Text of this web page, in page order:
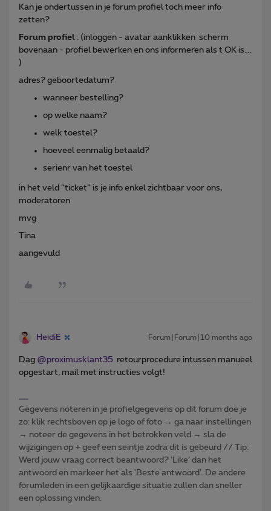
Kan je ondertussen in je forum profiel toch meer info
zetten?
Forum profiel : (inloggen - avatar aanklikken scherm
bovenaan - profiel bewerken en ons informeren als t OK is….
)
adres? geboortedatum?
wanneer bestelling?
op welke naam?
welk toestel?
hoeveel eenmalig betaald?
serienr van het toestel
in het veld “ticket” is je info enkel zichtbaar voor ons,
moderatoren
mvg
Tina
aangevuld
HeidiE Forum|Forum|10 months ago
Dag ​ @proximusklant35 retourprocedure intussen manueel
opgestart, mail met instructies volgt!
Gegevens noteren in je profielgegevens op dit forum doe je
zo: klik rechtsboven op je logo of foto → ga naar instellingen
→ noteer de gegevens in het betrokken veld → sla de
wijzigingen op + geef een seintje zodra dit is gebeurd // Tip:
Werd jouw vraag correct beantwoord? ‘Like’ dan het
antwoord en markeer het als 'Beste antwoord'. De andere
forumleden in een gelijkaardige situatie zullen dan sneller
een oplossing vinden.